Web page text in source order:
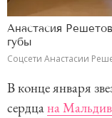
Анастасия
губы
Соцсети Анастасии
В конце января
сердцана